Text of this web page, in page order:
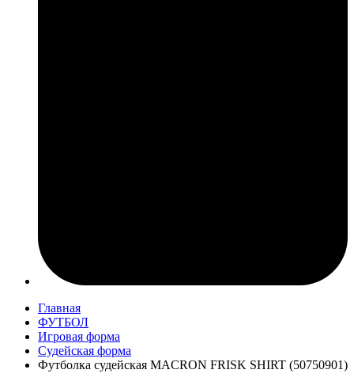
Главная
ФУТБОЛ
Игровая форма
Судейская форма
Футболка судейская MACRON FRISK SHIRT (50750901)